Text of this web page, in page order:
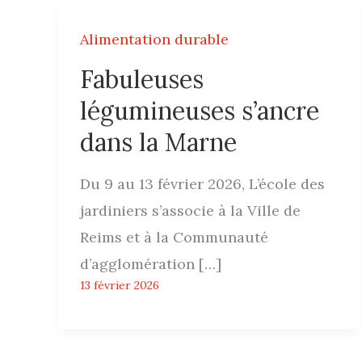
Alimentation durable
Fabuleuses
légumineuses s’ancre
dans la Marne
Du 9 au 13 février 2026, L’école des
jardiniers s’associe à la Ville de
Reims et à la Communauté
d’agglomération […]
13 février 2026